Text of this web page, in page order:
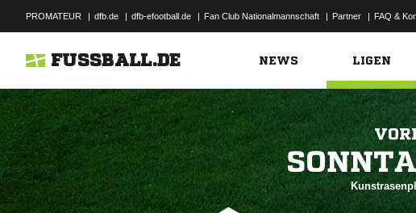
PROMATEUR | dfb.de | dfb-efootball.de | Fan Club Nationalmannschaft | Partner | FAQ &
FUSSBALL.DE NEWS LIGEN